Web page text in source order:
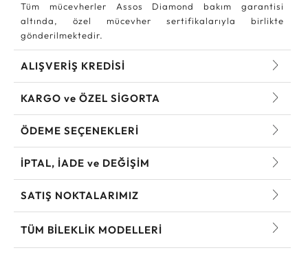
Tüm mücevherler Assos Diamond bakım garantisi
altında, özel mücevher sertifikalarıyla birlikte
gönderilmektedir.
ALIŞVERİŞ KREDİSİ
KARGO ve ÖZEL SİGORTA
ÖDEME SEÇENEKLERİ
İPTAL, İADE ve DEĞİŞİM
SATIŞ NOKTALARIMIZ
TÜM BILEKLIK MODELLERI